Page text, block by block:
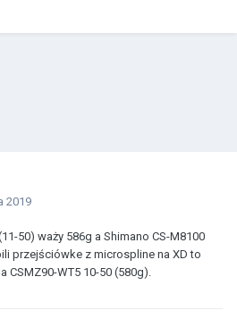
2019
50) waży 586g a Shimano CS-M8100
przejściówke z microspline na XD to
CSMZ90-WT5 10-50 (580g).